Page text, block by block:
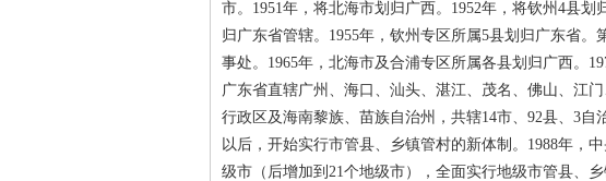
市。1951年，将北海市划归广西。1952年，将钦州4县
归广东省管辖。1955年，钦州专区所属5县划归广东省
事处。1965年，北海市及合浦专区所属各县划归广西。
广东省直辖广州、海口、汕头、湛江、茂名、佛山、江
行政区及海南黎族、苗族自治州，共辖14市、92县、3
以后，开始实行市管县、乡镇管村的新体制。1988年，
级市（后增加到21个地级市），全面实行地级市管县、